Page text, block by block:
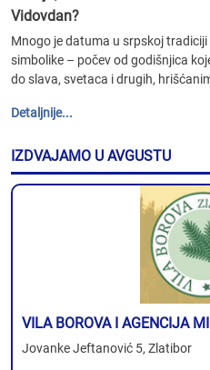
Vidovdan?
Mnogo je datuma u srpskoj tradiciji
simbolike – počev od godišnjica
do slava, svetaca i drugih,
Detaljnije...
IZDVAJAMO U AVGUSTU
VILA BOROVA I AGENCIJA
Jovanke Jeftanović 5, Zlatibor